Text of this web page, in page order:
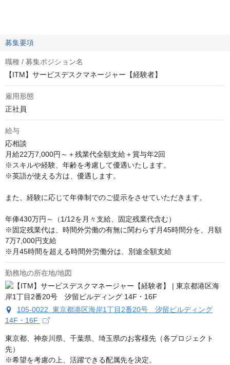
募集要項
職種 / 募集ポジション名
【ITM】サービスデスクマネージャー【経験者】
雇用形態
正社員
給与
応相談
月給22万7,000円～＋残業代全額支給＋賞与年2回
※スキルや経験、年齢を考慮して優遇いたします。
※英語が使える方は、優遇します。
また、経験に応じて年俸制でのご提示をさせていただきます。
年俸430万円～（1/12を月々支給、固定残業代含む）
※固定残業代は、時間外労働の有無に関わらず月45時間分を、月額
7万7,000円支給
※月45時間を超える時間外労働分は、別途全額支給
勤務地の所在地/地図
105-0022 東京都港区海岸1丁目2番20号 汐留ビルディング
14F・16F
東京都、神奈川県、千葉県、埼玉県のお客様先（各プロジェクト
先）
※希望を考慮の上、活躍できる配属先を決定。